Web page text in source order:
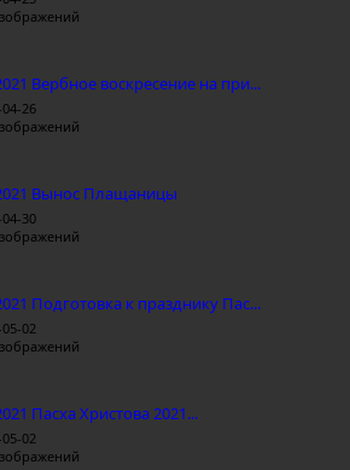
Вербное воскресение на при...
26
Вынос Плащаницы
30
Подготовка к празднику Пас...
02
Пасха Христова 2021...
02